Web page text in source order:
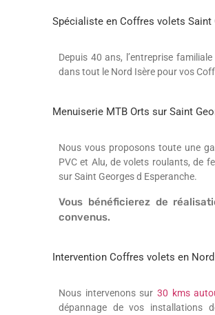
Spécialiste en Coffres volets Saint
Depuis 40 ans, l’entreprise
dans tout le Nord Isère pour vos
Menuiserie MTB Orts sur Saint
Nous vous proposons toute une
PVC et Alu, de volets roulants, de
sur Saint Georges d Esperanche.
Vous bénéficierez de
convenus.
Intervention Coffres volets en
Nous intervenons sur 30 kms
dépannage de vos installations